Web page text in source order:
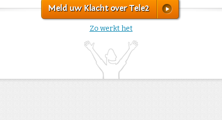
Meld uw Klacht over Tele2
Zo werkt het